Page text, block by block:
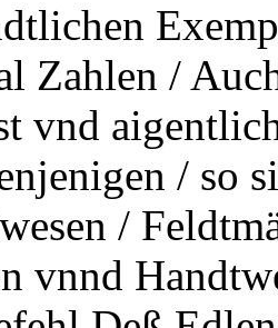
Zahlen /
vnd
/ so
/
vnnd